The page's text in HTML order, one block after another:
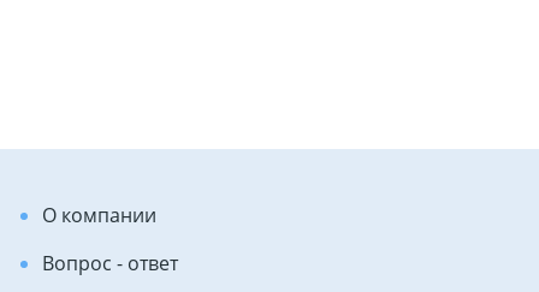
О компании
Вопрос - ответ